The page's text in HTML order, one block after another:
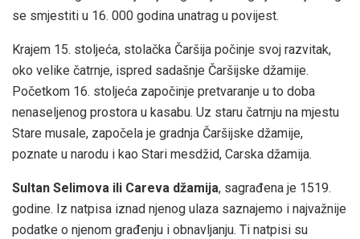
se smjestiti u 16. 000 godina unatrag u povijest.
Krajem 15. stoljeća, stolačka Čaršija počinje svoj razvitak,
oko velike čatrnje, ispred sadašnje Čaršijske džamije.
Početkom 16. stoljeća započinje pretvaranje u to doba
nenaseljenog prostora u kasabu. Uz staru čatrnju na mjestu
Stare musale, započela je gradnja Čaršijske džamije,
poznate u narodu i kao Stari mesdžid, Carska džamija.
Sultan Selimova ili Careva džamija, sagrađena je 1519.
godine. Iz natpisa iznad njenog ulaza saznajemo i najvažnije
podatke o njenom građenju i obnavljanju. Ti natpisi su